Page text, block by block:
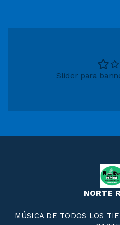
Slider para
NORTE
MÚSICA DE TODOS LOS